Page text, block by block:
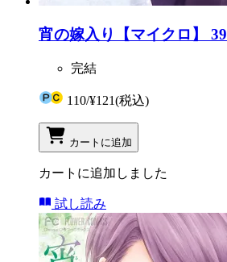
宵の嫁入り【マイクロ】 39
完結
110/¥121(税込)
カートに追加
カートに追加しました
試し読み